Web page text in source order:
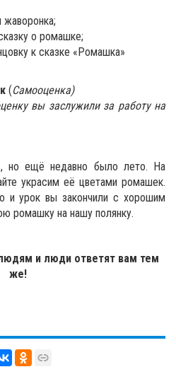
жаворонка;
о ромашке;
к сказке «Ромашка»
(Самооценка)
вы заслужили за работу на
но ещё недавно было лето. На
украсим её цветами ромашек.
и урок вы закончили с хорошим
ромашку на нашу полянку.
и люди ответят вам тем
же!